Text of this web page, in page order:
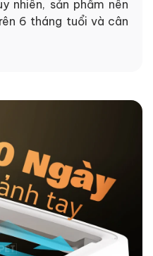
nhiên, sản phẩm nên
6 tháng tuổi và cân